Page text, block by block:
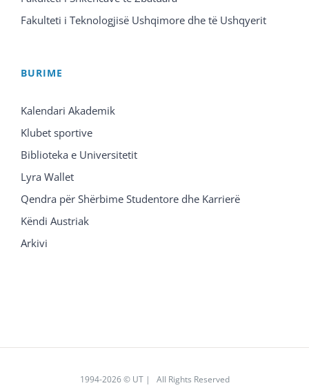
Fakulteti i Teknologjisë Ushqimore dhe të Ushqyerit
BURIME
Kalendari Akademik
Klubet sportive
Biblioteka e Universitetit
Lyra Wallet
Qendra për Shërbime Studentore dhe Karrierë
Këndi Austriak
Arkivi
1994-2026 © UT | All Rights Reserved